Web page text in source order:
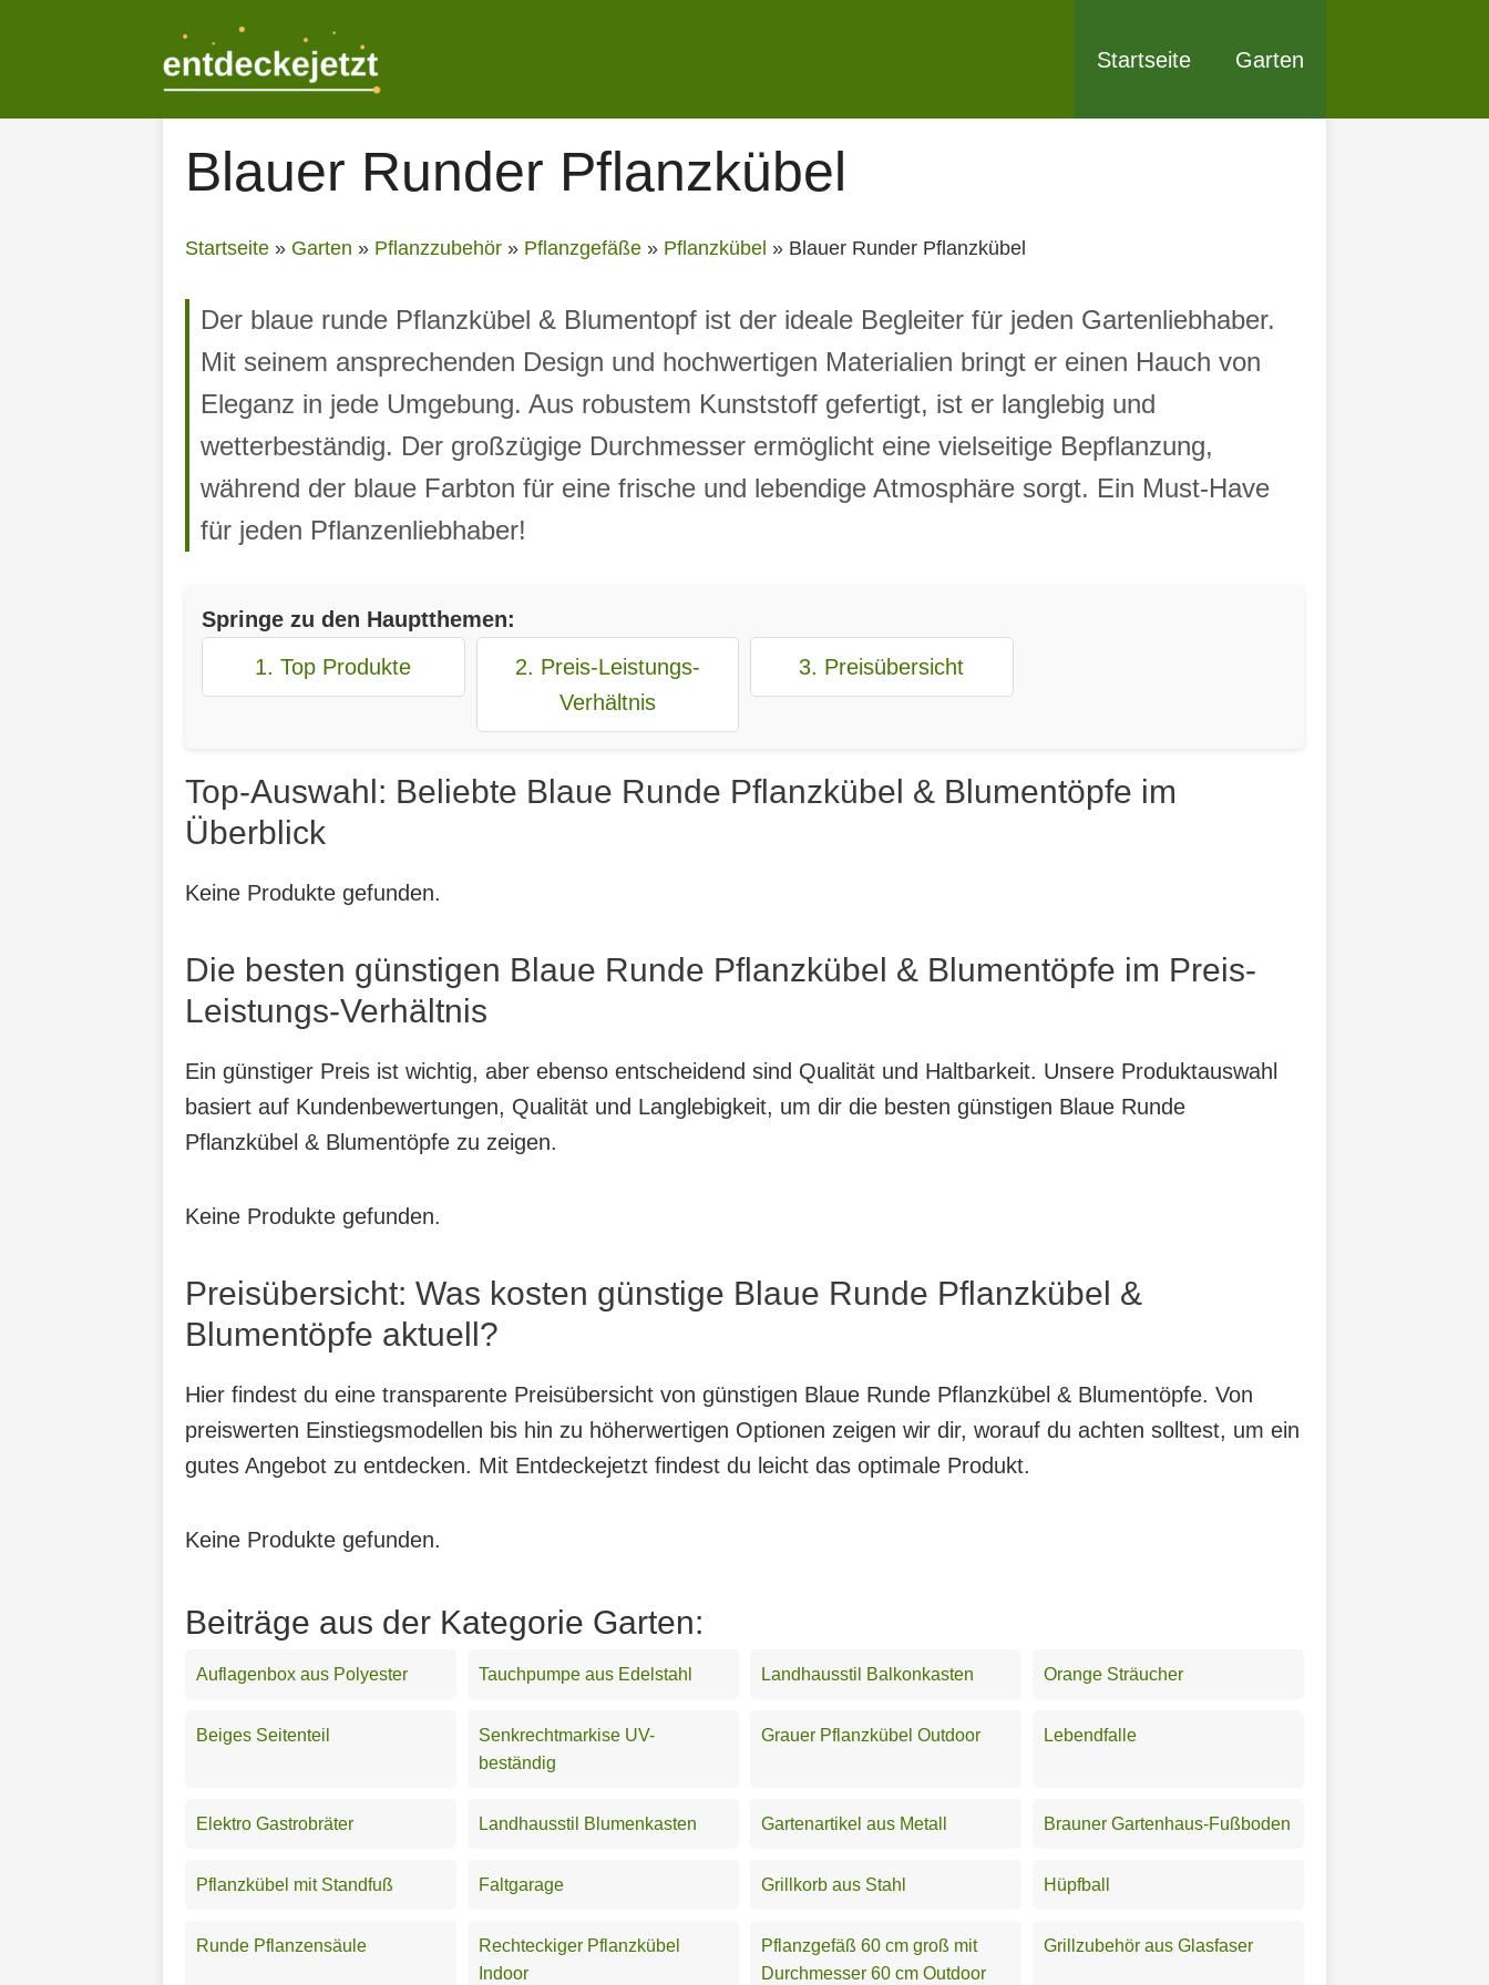
Startseite Garten
Blauer Runder Pflanzkübel
Startseite » Garten » Pflanzzubehör » Pflanzgefäße » Pflanzkübel » Blauer Runder Pflanzkübel
Der blaue runde Pflanzkübel & Blumentopf ist der ideale Begleiter für jeden Gartenliebhaber.
Mit seinem ansprechenden Design und hochwertigen Materialien bringt er einen Hauch von
Eleganz in jede Umgebung. Aus robustem Kunststoff gefertigt, ist er langlebig und
wetterbeständig. Der großzügige Durchmesser ermöglicht eine vielseitige Bepflanzung,
während der blaue Farbton für eine frische und lebendige Atmosphäre sorgt. Ein Must-Have
für jeden Pflanzenliebhaber!
Springe zu den Hauptthemen:
1. Top Produkte
2. Preis-Leistungs-
Verhältnis
3. Preisübersicht
Top-Auswahl: Beliebte Blaue Runde Pflanzkübel & Blumentöpfe im
Überblick
Keine Produkte gefunden.
Die besten günstigen Blaue Runde Pflanzkübel & Blumentöpfe im Preis-
Leistungs-Verhältnis
Ein günstiger Preis ist wichtig, aber ebenso entscheidend sind Qualität und Haltbarkeit. Unsere Produktauswahl
basiert auf Kundenbewertungen, Qualität und Langlebigkeit, um dir die besten günstigen Blaue Runde
Pflanzkübel & Blumentöpfe zu zeigen.
Keine Produkte gefunden.
Preisübersicht: Was kosten günstige Blaue Runde Pflanzkübel &
Blumentöpfe aktuell?
Hier findest du eine transparente Preisübersicht von günstigen Blaue Runde Pflanzkübel & Blumentöpfe. Von
preiswerten Einstiegsmodellen bis hin zu höherwertigen Optionen zeigen wir dir, worauf du achten solltest, um ein
gutes Angebot zu entdecken. Mit Entdeckejetzt findest du leicht das optimale Produkt.
Keine Produkte gefunden.
Beiträge aus der Kategorie Garten:
Auflagenbox aus Polyester Tauchpumpe aus Edelstahl Landhausstil Balkonkasten Orange Sträucher
Beiges Seitenteil
Senkrechtmarkise UV-
beständig
Grauer Pflanzkübel Outdoor Lebendfalle
Elektro Gastrobräter Landhausstil Blumenkasten Gartenartikel aus Metall Brauner Gartenhaus-Fußboden
Pflanzkübel mit Standfuß Faltgarage Grillkorb aus Stahl Hüpfball
Runde Pflanzensäule
Rechteckiger Pflanzkübel
Indoor
Pflanzgefäß 60 cm groß mit
Durchmesser 60 cm Outdoor
Grillzubehör aus Glasfaser